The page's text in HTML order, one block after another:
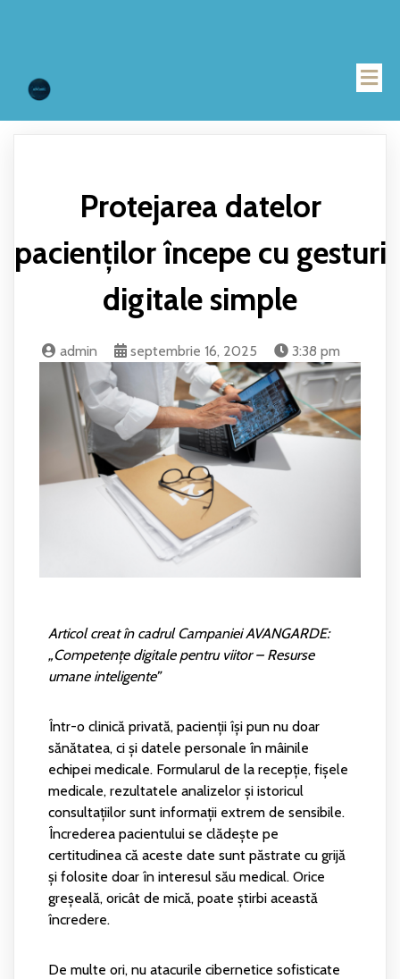
Protejarea datelor
pacienților începe cu gesturi
digitale simple
admin septembrie 16, 2025 3:38 pm
Articol creat în cadrul Campaniei AVANGARDE:
„Competențe digitale pentru viitor – Resurse
umane inteligente”
Într-o clinică privată, pacienții își pun nu doar
sănătatea, ci și datele personale în mâinile
echipei medicale. Formularul de la recepție, fișele
medicale, rezultatele analizelor și istoricul
consultațiilor sunt informații extrem de sensibile.
Încrederea pacientului se clădește pe
certitudinea că aceste date sunt păstrate cu grijă
și folosite doar în interesul său medical. Orice
greșeală, oricât de mică, poate știrbi această
încredere.
De multe ori, nu atacurile cibernetice sofisticate